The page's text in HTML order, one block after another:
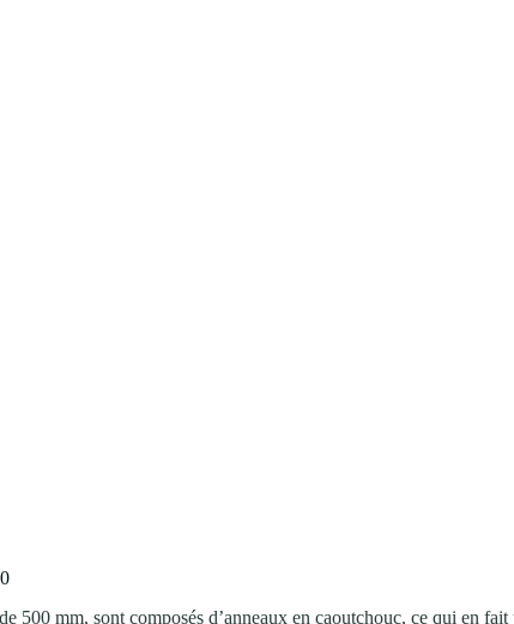
500 mm, sont composés d’anneaux en caoutchouc, ce qui en